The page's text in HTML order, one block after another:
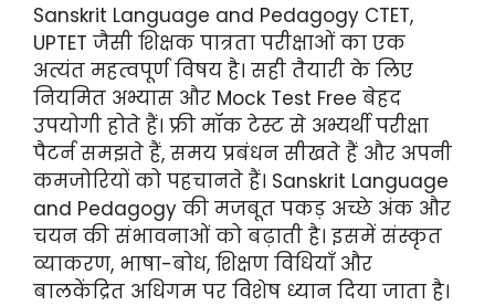
Sanskrit Language and Pedagogy CTET,
UPTET जैसी शिक्षक पात्रता परीक्षाओं का एक
अत्यंत महत्वपूर्ण विषय है। सही तैयारी के लिए
नियमित अभ्यास और Mock Test Free बेहद
उपयोगी होते हैं। फ्री मॉक टेस्ट से अभ्यर्थी परीक्षा
पैटर्न समझते हैं, समय प्रबंधन सीखते हैं और अपनी
कमजोरियों को पहचानते हैं। Sanskrit Language
and Pedagogy की मजबूत पकड़ अच्छे अंक और
चयन की संभावनाओं को बढ़ाती है। इसमें संस्कृत
व्याकरण, भाषा-बोध, शिक्षण विधियाँ और
बालकेंद्रित अधिगम पर विशेष ध्यान दिया जाता है।